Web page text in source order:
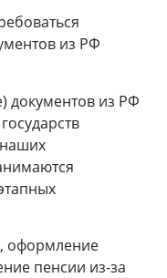
из РФ
документов из РФ
наших
оформление
пенсии из-за